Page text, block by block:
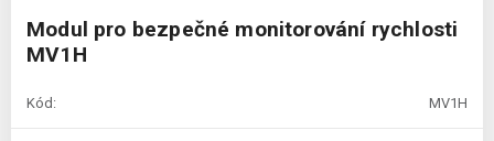
Modul pro bezpečné monitorování rychlosti
MV1H
Kód: MV1H